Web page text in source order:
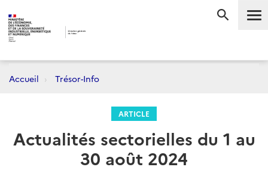
Accueil Trésor-Info
ARTICLE
Actualités sectorielles du 1 au
30 août 2024